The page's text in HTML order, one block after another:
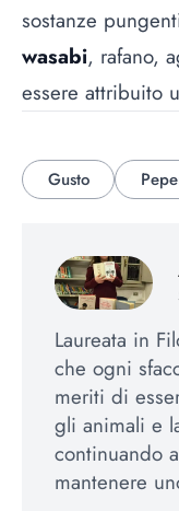
sostanze
wasabi, rafano,
essere attribuito
Gusto
Laureata in
che ogni
meriti di
gli animali e
continuando
mantenere